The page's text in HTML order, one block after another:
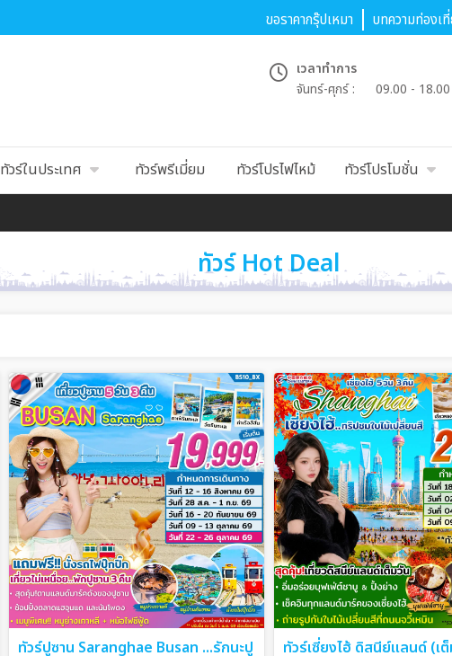
ขอราคากรุ๊ปเหมา บทความท่องเ
เวลาทำการ
จันทร์-ศุกร์ :
09.00 -
ทัวร์ในประเทศ ทัวร์พรีเมี่ยม ทัวร์โปรไฟไหม้ ทัวร์โปรโมชั่น
ทัวร์ Hot Deal
ทัวร์ปูซาน Saranghae Busan ...รักนะปู
ทัวร์เซี่ยงไฮ้ ดิสนีย์แลนด์ (เ